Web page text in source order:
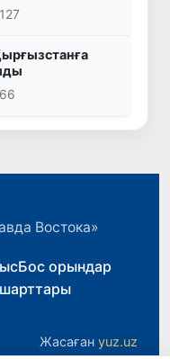
Востока»
Бос орындар
Жасаған yuz.uz